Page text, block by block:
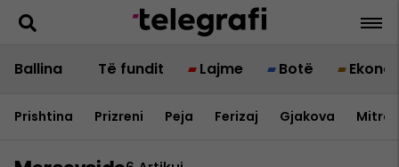
Ballina Të fundit Lajme Botë
Prishtina Prizreni Peja Ferizaj Gjakova